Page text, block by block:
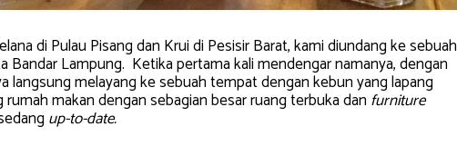
di Pulau Pisang dan Krui di Pesisir Barat, kami diundang ke sebuah
Lampung. Ketika pertama kali mendengar namanya, dengan
langsung melayang ke sebuah tempat dengan kebun yang lapang
makan dengan sebagian besar ruang terbuka dan furniture
up-to-date.